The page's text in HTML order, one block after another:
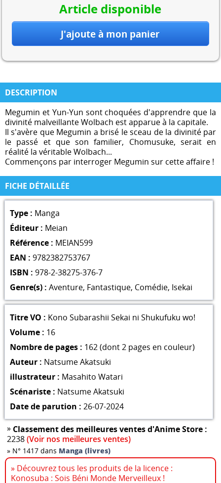
Article disponible
DESCRIPTION
Megumin et Yun-Yun sont choquées d'apprendre que la
divinité malveillante Wolbach est apparue à la capitale.
Il s'avère que Megumin a brisé le sceau de la divinité par
le passé et que son familier, Chomusuke, serait en
réalité la véritable Wolbach...
Commençons par interroger Megumin sur cette affaire !
FICHE DÉTAILLÉE
Type : Manga
Éditeur : Meian
Référence : MEIAN599
EAN : 9782382753767
ISBN : 978-2-38275-376-7
Genre(s) : Aventure, Fantastique, Comédie, Isekai
Titre VO : Kono Subarashii Sekai ni Shukufuku wo!
Volume : 16
Nombre de pages : 162 (dont 2 pages en couleur)
Auteur : Natsume Akatsuki
illustrateur : Masahito Watari
Scénariste : Natsume Akatsuki
Date de parution : 26-07-2024
» Classement des meilleures ventes d'Anime Store :
2238(Voir nos meilleures ventes)
» N° 1417 dans Manga (livres)
» Découvrez tous les produits de la licence :
Konosuba : Sois Béni Monde Merveilleux !